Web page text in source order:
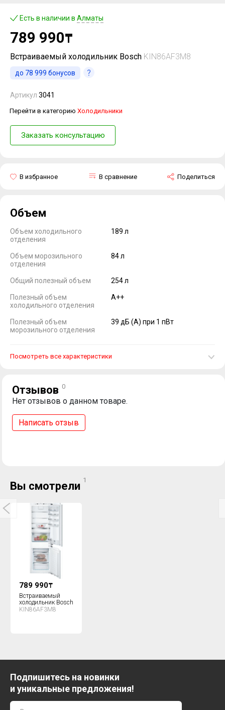
Встраиваемый холодильник Bosch KIN86AF3M8
Артикул 3041
Перейти в категорию Холодильники
Заказать консультацию
Поделиться
В сравнение
В избранное
Есть в наличии в Алматы
до 78 999 бонусов
789 990₸
Объем
Объем холодильного
отделения
189 л
Объем морозильного
отделения
84 л
Общий полезный объем 254 л
Полезный объем
холодильного отделения
A++
Полезный объем
морозильного отделения
39 дБ (A) при 1 пВт
Посмотреть все характеристики
Отзывов 0
Нет отзывов о данном товаре.
Написать отзыв
Вы смотрели 1
789 990₸
Встраиваемый
холодильник Bosch
KIN86AF3M8
Подпишитесь на новинки
и уникальные предложения!